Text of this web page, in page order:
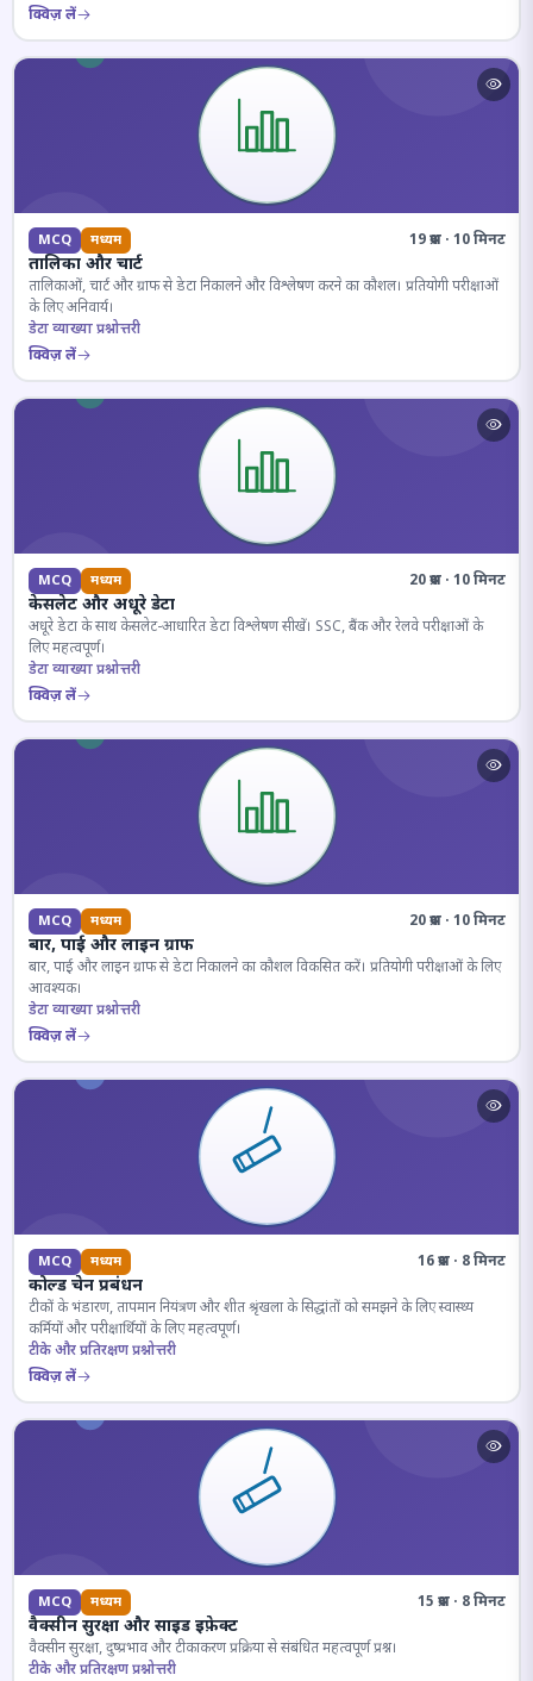
क्विज़ लें
MCQ मध्यम 19 प्रश्न · 10 मिनट
तालिका और चार्ट
तालिकाओं, चार्ट और ग्राफ से डेटा निकालने और विश्लेषण करने का कौशल। प्रतियोगी परीक्षाओं
के लिए अनिवार्य।
डेटा व्याख्या प्रश्नोत्तरी
क्विज़ लें
MCQ मध्यम 20 प्रश्न · 10 मिनट
केसलेट और अधूरे डेटा
अधूरे डेटा के साथ केसलेट-आधारित डेटा विश्लेषण सीखें। SSC, बैंक और रेलवे परीक्षाओं के
लिए महत्वपूर्ण।
डेटा व्याख्या प्रश्नोत्तरी
क्विज़ लें
MCQ मध्यम 20 प्रश्न · 10 मिनट
बार, पाई और लाइन ग्राफ
बार, पाई और लाइन ग्राफ से डेटा निकालने का कौशल विकसित करें। प्रतियोगी परीक्षाओं के लिए
आवश्यक।
डेटा व्याख्या प्रश्नोत्तरी
क्विज़ लें
MCQ मध्यम 16 प्रश्न · 8 मिनट
कोल्ड चेन प्रबंधन
टीकों के भंडारण, तापमान नियंत्रण और शीत श्रृंखला के सिद्धांतों को समझने के लिए स्वास्थ्य
कर्मियों और परीक्षार्थियों के लिए महत्वपूर्ण।
टीके और प्रतिरक्षण प्रश्नोत्तरी
क्विज़ लें
MCQ मध्यम 15 प्रश्न · 8 मिनट
वैक्सीन सुरक्षा और साइड इफ़ेक्ट
वैक्सीन सुरक्षा, दुष्प्रभाव और टीकाकरण प्रक्रिया से संबंधित महत्वपूर्ण प्रश्न।
टीके और प्रतिरक्षण प्रश्नोत्तरी